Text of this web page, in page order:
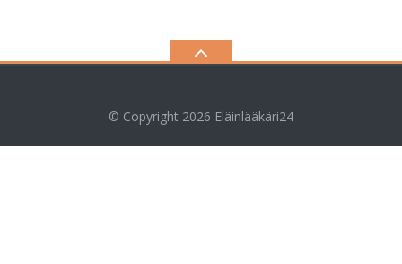
© Copyright 2026 Eläinlääkäri24